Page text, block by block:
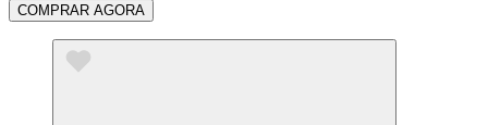
COMPRAR AGORA